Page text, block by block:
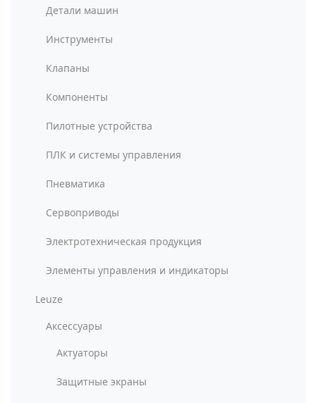
Детали машин
Инструменты
Клапаны
Компоненты
Пилотные устройства
ПЛК и системы управления
Пневматика
Сервоприводы
Электротехническая продукция
Элементы управления и индикаторы
Leuze
Аксессуары
Актуаторы
Защитные экраны